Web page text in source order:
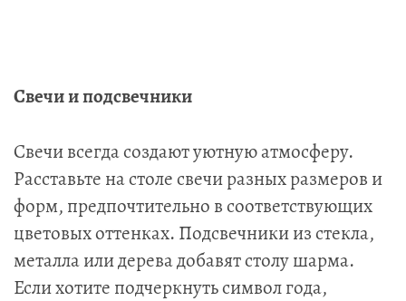
Свечи и подсвечники
Свечи всегда создают уютную атмосферу.
Расставьте на столе свечи разных размеров и
форм, предпочтительно в соответствующих
цветовых оттенках. Подсвечники из стекла,
металла или дерева добавят столу шарма.
Если хотите подчеркнуть символ года,